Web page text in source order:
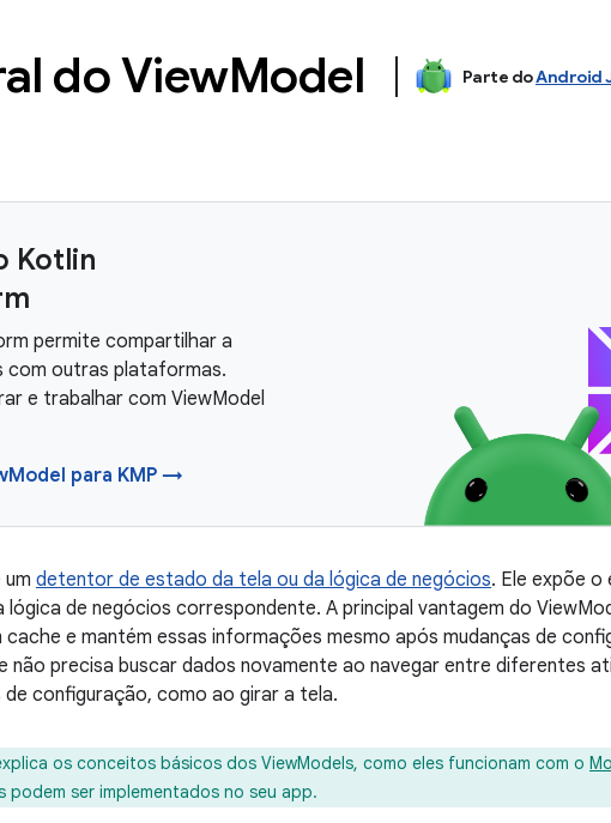
do ViewModel Parte doAndroid
Kotlin
permite compartilhar a
com outras plataformas.
e trabalhar com ViewModel
para KMP →
um detentor de estado da tela ou da lógica de negócios. Ele expõe o
de negócios correspondente. A principal vantagem do
e mantém essas informações mesmo após mudanças de
não precisa buscar dados novamente ao navegar entre diferentes
de configuração, como ao girar a tela.
os conceitos básicos dos ViewModels, como eles funcionam com o
podem ser implementados no seu app.